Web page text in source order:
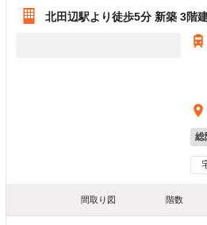
北田辺駅より徒歩5分 新築 3階
総
間取り図 階数